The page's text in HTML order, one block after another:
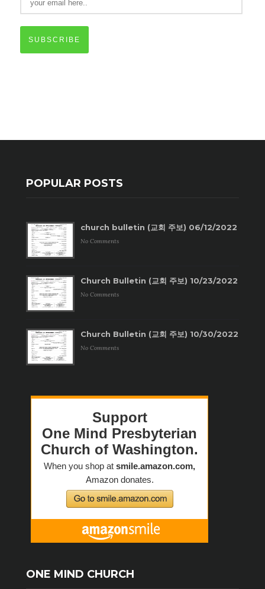
SUBSCRIBE
POPULAR POSTS
church bulletin (교회 주보) 06/12/2022
No Comments
Church Bulletin (교회 주보) 10/23/2022
No Comments
Church Bulletin (교회 주보) 10/30/2022
No Comments
ONE MIND CHURCH